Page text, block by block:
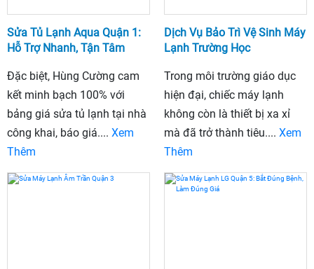
Sửa Tủ Lạnh Aqua Quận 1:
Hỗ Trợ Nhanh, Tận Tâm
Đặc biệt, Hùng Cường cam
kết minh bạch 100% với
bảng giá sửa tủ lạnh tại nhà
công khai, báo giá.... Xem
Thêm
Dịch Vụ Bảo Trì Vệ Sinh Máy
Lạnh Trường Học
Trong môi trường giáo dục
hiện đại, chiếc máy lạnh
không còn là thiết bị xa xỉ
mà đã trở thành tiêu.... Xem
Thêm